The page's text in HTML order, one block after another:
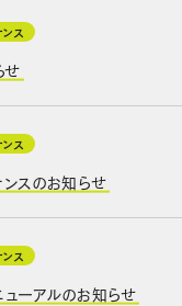
ス
せ
ス
ンスのお知らせ
ス
ューアルのお知らせ